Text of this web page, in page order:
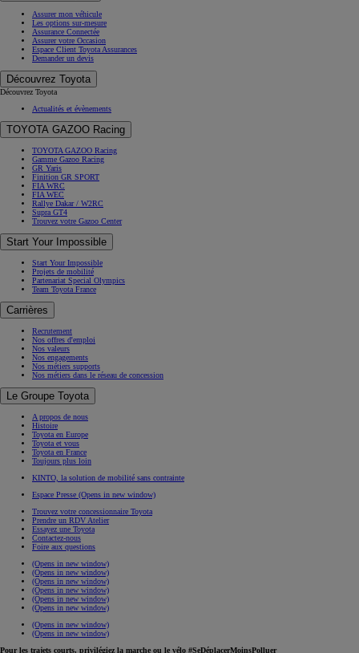
Assurer mon véhicule
Les options sur-mesure
Assurance Connectée
Assurer votre Occasion
Espace Client Toyota Assurances
Demander un devis
Découvrez Toyota
Découvrez Toyota
Actualités et évènements
TOYOTA GAZOO Racing
TOYOTA GAZOO Racing
Gamme Gazoo Racing
GR Yaris
Finition GR SPORT
FIA WRC
FIA WEC
Rallye Dakar / W2RC
Supra GT4
Trouvez votre Gazoo Center
Start Your Impossible
Start Your Impossible
Projets de mobilité
Partenariat Special Olympics
Team Toyota France
Carrières
Recrutement
Nos offres d'emploi
Nos valeurs
Nos engagements
Nos métiers supports
Nos métiers dans le réseau de concession
Le Groupe Toyota
A propos de nous
Histoire
Toyota en Europe
Toyota et vous
Toyota en France
Toujours plus loin
KINTO, la solution de mobilité sans contrainte
Espace Presse (Opens in new window)
Trouvez votre concessionnaire Toyota
Prendre un RDV Atelier
Essayez une Toyota
Contactez-nous
Foire aux questions
(Opens in new window)
(Opens in new window)
(Opens in new window)
(Opens in new window)
(Opens in new window)
(Opens in new window)
(Opens in new window)
(Opens in new window)
Pour les trajets courts, privilégiez la marche ou le vélo #SeDéplacerMoinsPolluer